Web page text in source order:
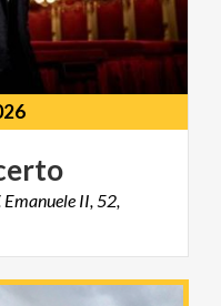
Emanuele II, 52,